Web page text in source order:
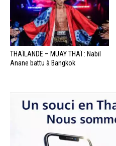
THAÏLANDE – MUAY THAÏ : Nabil
Anane battu à Bangkok